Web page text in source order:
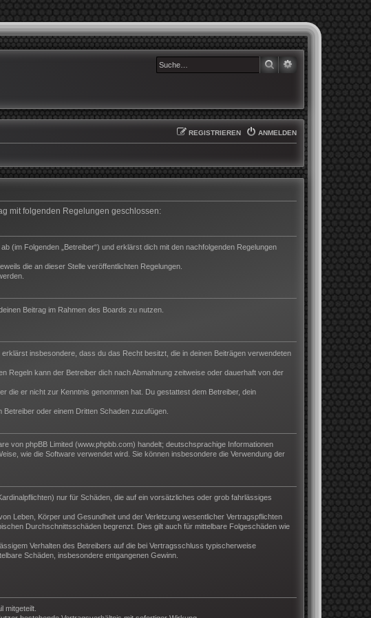
SUCHE
ANMELDEN
REGISTRIEREN
mit folgenden Regelungen geschlossen:
(im Folgenden „Betreiber“) und erklärst dich mit den nachfolgenden Regelungen
die an dieser Stelle veröffentlichten Regelungen.
Beitrag im Rahmen des Boards zu nutzen.
insbesondere, dass du das Recht besitzt, die in deinen Beiträgen verwendeten
kann der Betreiber dich nach Abmahnung zeitweise oder dauerhaft von der
die er nicht zur Kenntnis genommen hat. Du gestattest dem Betreiber, dein
oder einem Dritten Schaden zuzufügen.
von phpBB Limited (www.phpbb.com) handelt; deutschsprachige Informationen
wie die Software verwendet wird. Sie können insbesondere die Verwendung der
nur für Schäden, die auf ein vorsätzliches oder grob fahrlässiges
Leben, Körper und Gesundheit und der Verletzung wesentlicher Vertragspflichten
Durchschnittsschäden begrenzt. Dies gilt auch für mittelbare Folgeschäden wie
Verhalten des Betreibers auf die bei Vertragsschluss typischerweise
Schäden, insbesondere entgangenen Gewinn.
mitgeteilt.